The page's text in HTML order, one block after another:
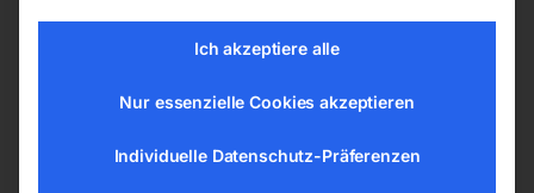
Ich akzeptiere alle
Nur essenzielle Cookies akzeptieren
Individuelle Datenschutz-Präferenzen